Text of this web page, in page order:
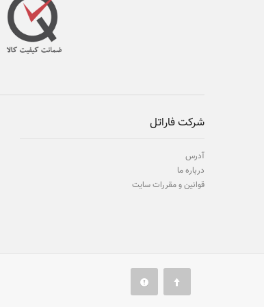
شرکت فاراتل
آدرس
درباره ما
قوانین و مقررات سایت